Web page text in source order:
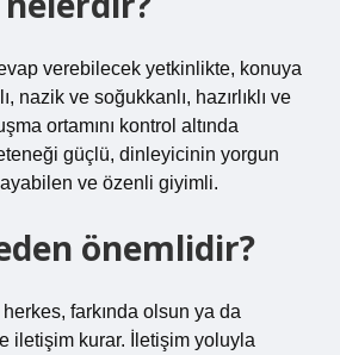
verebilecek yetkinlikte, konuya
nazik ve soğukkanlı, hazırlıklı ve
ortamını kontrol altında
güçlü, dinleyicinin yorgun
ve özenli giyimli.
önemlidir?
farkında olsun ya da
iletişim kurar. İletişim yoluyla